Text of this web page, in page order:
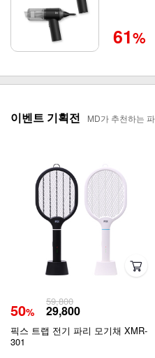
61%
이벤트 기획전 MD가 추천하는
50%
59,800
29,800
픽스 트랩 전기 파리 모기채 XMR-
301